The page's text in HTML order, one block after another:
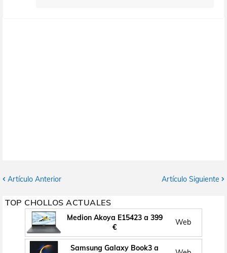
Artículo Anterior Artículo Siguiente
TOP CHOLLOS ACTUALES
Medion Akoya E15423 a 399
€
Web
Samsung Galaxy Book3 a